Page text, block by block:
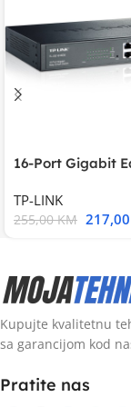
16-Port Gigabit
TP-LINK
255,00KM 217,00
Kupujte kvalitetnu
sa garancijom kod
Pratite nas